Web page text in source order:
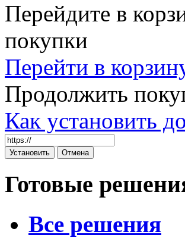
Перейдите в
покупки
Перейти в
Продолжить
Как установить
Готовые
Все решения